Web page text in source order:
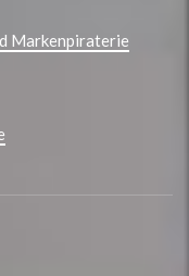
Markenpiraterie